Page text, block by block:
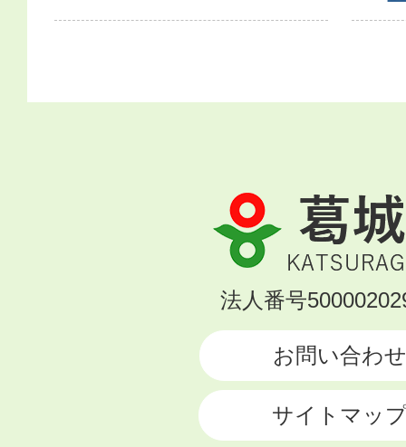
葛
城
市
KATSURAGI
法人番号
お問い合わせ
サイトマッ